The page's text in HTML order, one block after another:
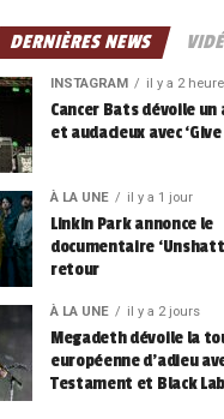
DERNIÈRES NEWS
INSTAGRAM il y a 2
Cancer Bats dévoile
et audacieux avec
À LA UNE il y a 1 jour
Linkin Park annonce le
documentaire
retour
À LA UNE il y a 2 jours
Megadeth dévoile la
européenne d’adieu
Testament et Black